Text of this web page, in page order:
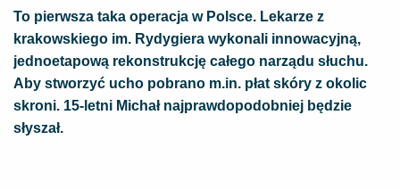
To pierwsza taka operacja w Polsce. Lekarze z
krakowskiego im. Rydygiera wykonali innowacyjną,
jednoetapową rekonstrukcję całego narządu słuchu.
Aby stworzyć ucho pobrano m.in. płat skóry z okolic
skroni. 15-letni Michał najprawdopodobniej będzie
słyszał.